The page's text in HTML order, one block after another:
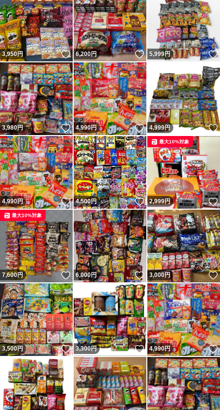
3,950円 いいね！
6,200円 いいね！
5,999円
3,980円 いいね！
4,990円 いいね！
4,999円
4,990円 いいね！
4,500円 いいね！
2,999円
最大10%対象
7,600円 いいね！
最大10%対象
6,000円 いいね！
3,000円
3,500円 いいね！
3,300円 いいね！
4,990円